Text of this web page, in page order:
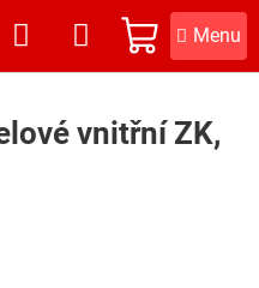
NÁKUPNÍ
KOŠÍK
vnitřní ZK,